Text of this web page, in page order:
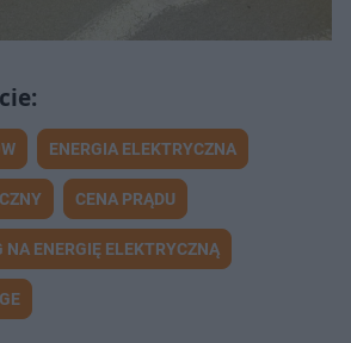
ENERGIA ELEKTRYCZNA
CENA PRĄDU
NA ENERGIĘ ELEKTRYCZNĄ